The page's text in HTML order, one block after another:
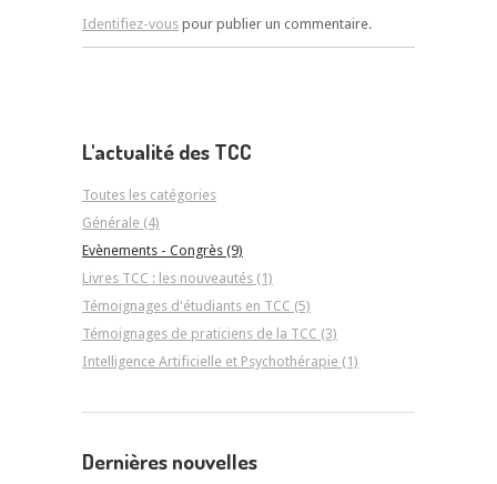
Identifiez-vous pour publier un commentaire.
L'actualité des TCC
Toutes les catégories
Générale (4)
Evènements - Congrès (9)
Livres TCC : les nouveautés (1)
Témoignages d'étudiants en TCC (5)
Témoignages de praticiens de la TCC (3)
Intelligence Artificielle et Psychothérapie (1)
Dernières nouvelles